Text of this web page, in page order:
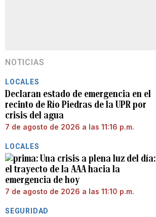
NOTICIAS
LOCALES
Declaran estado de emergencia en el
recinto de Río Piedras de la UPR por
crisis del agua
7 de agosto de 2026 a las 11:16 p.m.
LOCALES
Una crisis a plena luz del día:
el trayecto de la AAA hacia la
emergencia de hoy
7 de agosto de 2026 a las 11:10 p.m.
SEGURIDAD